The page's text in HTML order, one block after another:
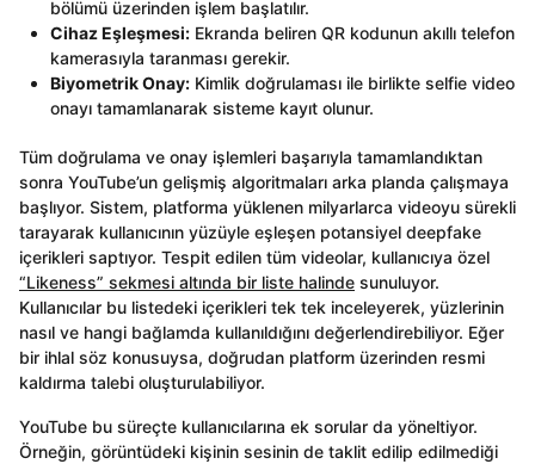
bölümü üzerinden işlem başlatılır.
Cihaz Eşleşmesi: Ekranda beliren QR kodunun akıllı telefon
kamerasıyla taranması gerekir.
Biyometrik Onay: Kimlik doğrulaması ile birlikte selfie video
onayı tamamlanarak sisteme kayıt olunur.
Tüm doğrulama ve onay işlemleri başarıyla tamamlandıktan
sonra YouTube’un gelişmiş algoritmaları arka planda çalışmaya
başlıyor. Sistem, platforma yüklenen milyarlarca videoyu sürekli
tarayarak kullanıcının yüzüyle eşleşen potansiyel deepfake
içerikleri saptıyor. Tespit edilen tüm videolar, kullanıcıya özel
“Likeness” sekmesi altında bir liste halinde sunuluyor.
Kullanıcılar bu listedeki içerikleri tek tek inceleyerek, yüzlerinin
nasıl ve hangi bağlamda kullanıldığını değerlendirebiliyor. Eğer
bir ihlal söz konusuysa, doğrudan platform üzerinden resmi
kaldırma talebi oluşturulabiliyor.
YouTube bu süreçte kullanıcılarına ek sorular da yöneltiyor.
Örneğin, görüntüdeki kişinin sesinin de taklit edilip edilmediği